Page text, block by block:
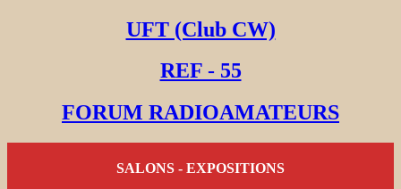
UFT (Club CW)
REF - 55
FORUM RADIOAMATEURS
SALONS - EXPOSITIONS